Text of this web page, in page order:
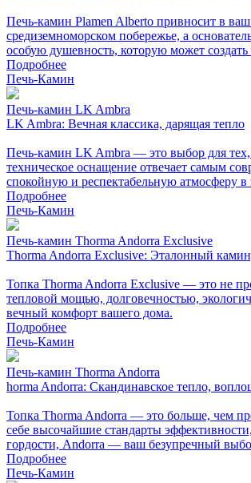
Печь-камин Plamen Alberto привносит в
средиземноморском побережье, а
особую душевность, которую может
Подробнее
Печь-Камин
Печь-камин LK Ambra
LK Ambra: Вечная классика, дарящая тепло
Печь-камин LK Ambra — это выбор для
техническое оснащение отвечает самым
спокойную и респектабельную атмосферу
Подробнее
Печь-Камин
Печь-камин Thorma Andorra Exclusive
Thorma Andorra Exclusive: Эталонный
Топка Thorma Andorra Exclusive — это не
тепловой мощью, долговечностью,
вечный комфорт вашего дома.
Подробнее
Печь-Камин
Печь-камин Thorma Andorra
horma Andorra: Скандинавское тепло,
Топка Thorma Andorra — это больше, чем
себе высочайшие стандарты
гордости, Andorra — ваш безупречный
Подробнее
Печь-Камин